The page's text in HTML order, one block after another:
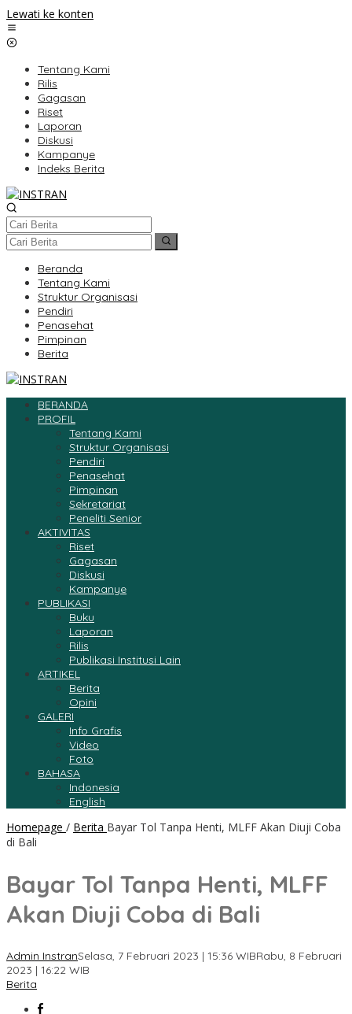
Lewati ke konten
Tentang Kami
Rilis
Gagasan
Riset
Laporan
Diskusi
Kampanye
Indeks Berita
Beranda
Tentang Kami
Struktur Organisasi
Pendiri
Penasehat
Pimpinan
Berita
BERANDA
PROFIL
Tentang Kami
Struktur Organisasi
Pendiri
Penasehat
Pimpinan
Sekretariat
Peneliti Senior
AKTIVITAS
Riset
Gagasan
Diskusi
Kampanye
PUBLIKASI
Buku
Laporan
Rilis
Publikasi Institusi Lain
ARTIKEL
Berita
Opini
GALERI
Info Grafis
Video
Foto
BAHASA
Indonesia
English
Homepage / Berita Bayar Tol Tanpa Henti, MLFF Akan Diuji Coba
di Bali
Bayar Tol Tanpa Henti, MLFF
Akan Diuji Coba di Bali
Admin InstranSelasa, 7 Februari 2023 | 15:36 WIBRabu, 8 Februari
2023 | 16:22 WIB
Berita